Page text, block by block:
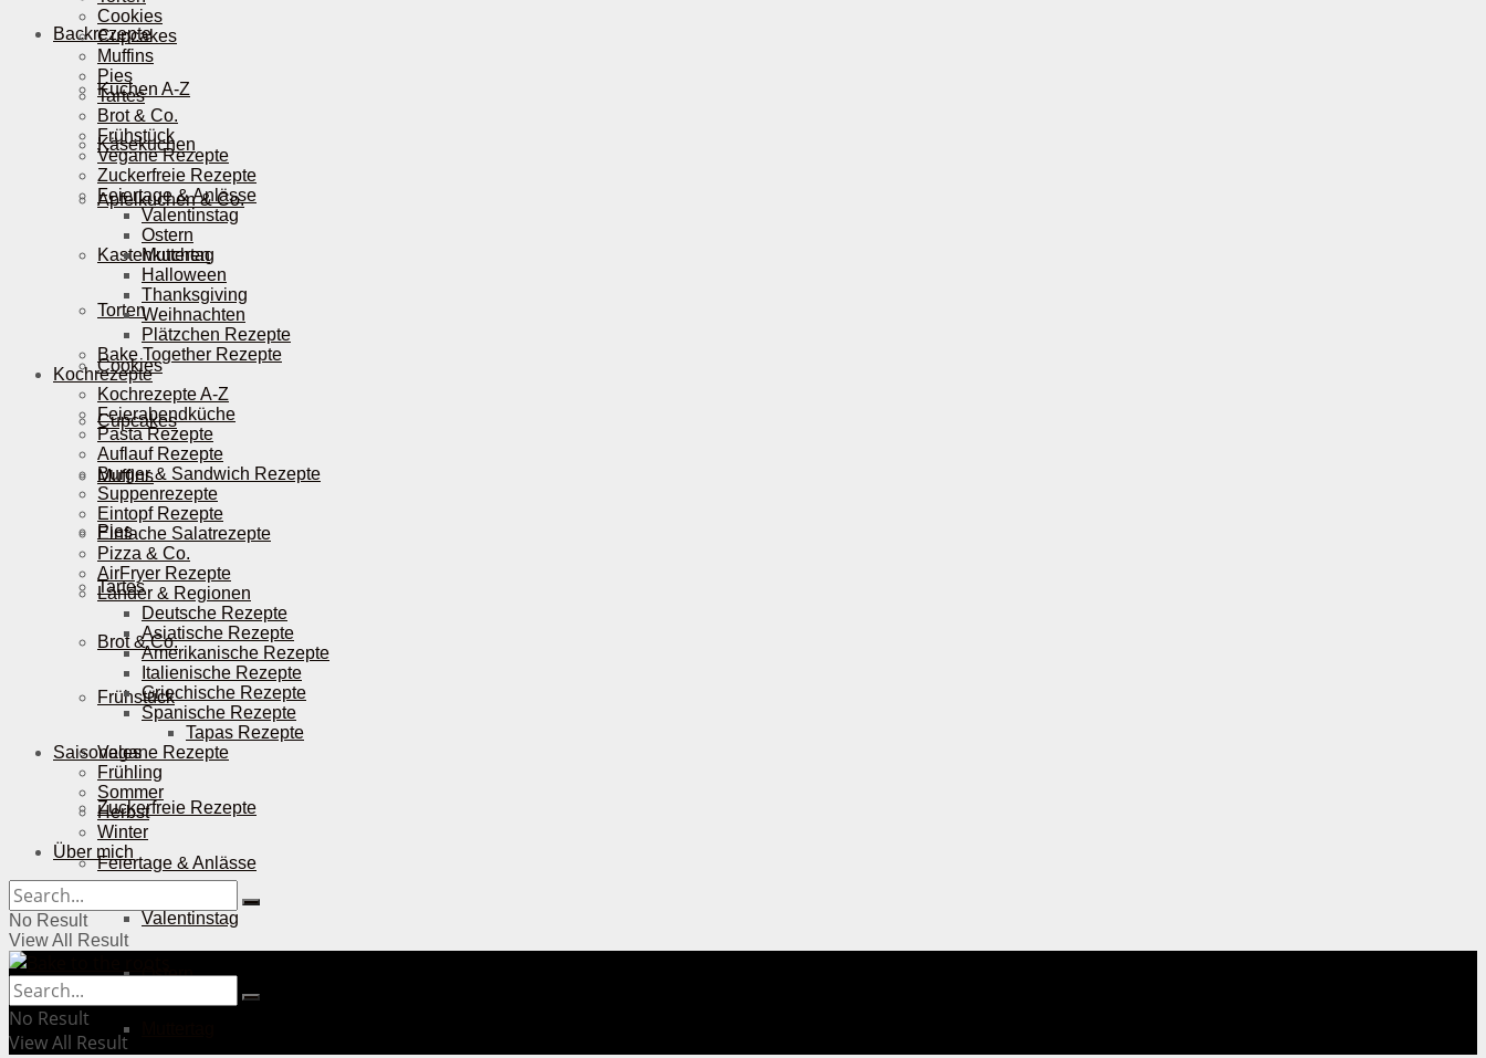
Backrezepte
Kuchen A-Z
Käsekuchen
Apfelkuchen & Co.
Kastenkuchen
Torten
Cookies
Cupcakes
Muffins
Pies
Tartes
Brot & Co.
Frühstück
Vegane Rezepte
Zuckerfreie Rezepte
Feiertage & Anlässe
Valentinstag
Ostern
Cookies
Cupcakes
Muffins
Pies
Tartes
Brot & Co.
Frühstück
Vegane Rezepte
Zuckerfreie Rezepte
Feiertage & Anlässe
Valentinstag
Ostern
Muttertag
Halloween
Thanksgiving
Weihnachten
Plätzchen Rezepte
Bake Together Rezepte
Kochrezepte
Kochrezepte A-Z
Feierabendküche
Pasta Rezepte
Auflauf Rezepte
Burger & Sandwich Rezepte
Suppenrezepte
Eintopf Rezepte
Einfache Salatrezepte
Pizza & Co.
AirFryer Rezepte
Länder & Regionen
Deutsche Rezepte
Asiatische Rezepte
Amerikanische Rezepte
Italienische Rezepte
Griechische Rezepte
Spanische Rezepte
Tapas Rezepte
Saisonales
Frühling
Sommer
Herbst
Winter
Über mich
No Result
View All Result
No Result
View All Result